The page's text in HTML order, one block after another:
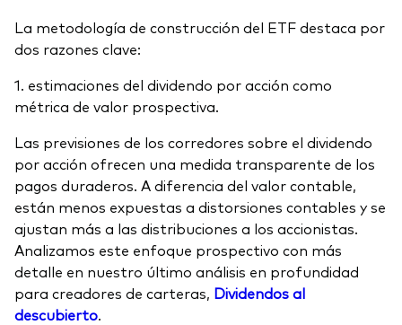
La metodología de construcción del ETF destaca por
dos razones clave:
1. estimaciones del dividendo por acción como
métrica de valor prospectiva.
Las previsiones de los corredores sobre el dividendo
por acción ofrecen una medida transparente de los
pagos duraderos. A diferencia del valor contable,
están menos expuestas a distorsiones contables y se
ajustan más a las distribuciones a los accionistas.
Analizamos este enfoque prospectivo con más
detalle en nuestro último análisis en profundidad
para creadores de carteras, Dividendos al
descubierto.